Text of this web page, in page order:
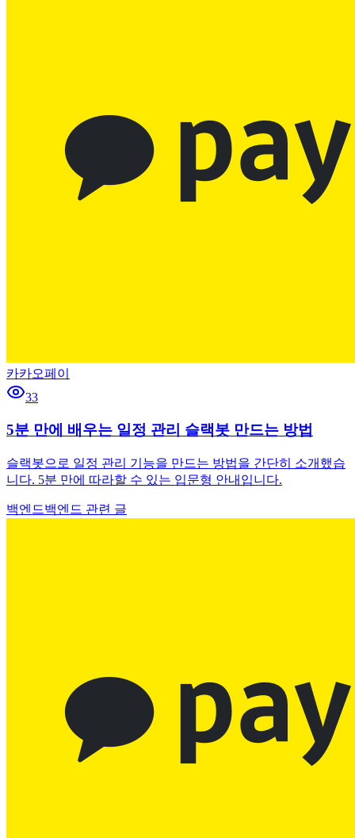
카카오페이
33
5분 만에 배우는 일정 관리 슬랙봇 만드는 방법
슬랙봇으로 일정 관리 기능을 만드는 방법을 간단히 소개했습
니다. 5분 만에 따라할 수 있는 입문형 안내입니다.
백엔드백엔드 관련 글